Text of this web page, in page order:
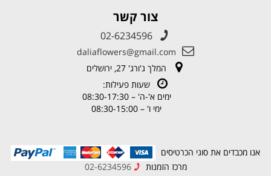
צור קשר
02-6234596
daliaflowers@gmail.com
המלך ג'ורג' 27, ירושלים
שעות פעילות:
ימים א'-ה' – 08:30-17:30
ימי ו' – 08:30-15:00
אנו מכבדים את סוגי הכרטיסים
מרכז הזמנות
02-6234596